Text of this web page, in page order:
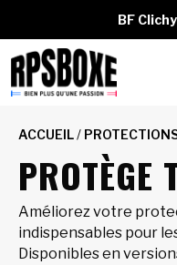
BF
ACCUEIL/
PROTÈGE
Améliorez votre
indispensables pour
Disponibles en